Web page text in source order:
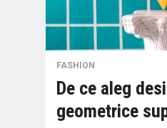
FASHION
De ce aleg
geometrice